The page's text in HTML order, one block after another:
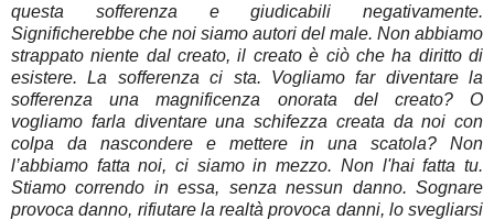
questa sofferenza e giudicabili negativamente.
Significherebbe che noi siamo autori del male. Non abbiamo
strappato niente dal creato, il creato è ciò che ha diritto di
esistere. La sofferenza ci sta. Vogliamo far diventare la
sofferenza una magnificenza onorata del creato? O
vogliamo farla diventare una schifezza creata da noi con
colpa da nascondere e mettere in una scatola? Non
l’abbiamo fatta noi, ci siamo in mezzo. Non l'hai fatta tu.
Stiamo correndo in essa, senza nessun danno. Sognare
provoca danno, rifiutare la realtà provoca danni, lo svegliarsi